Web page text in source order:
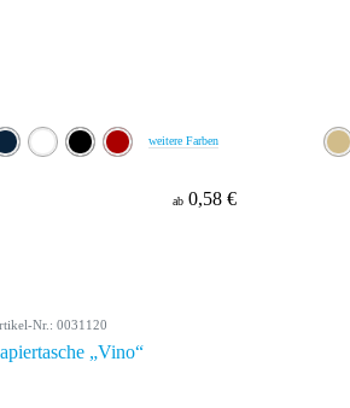
weitere Farben
ab 0,58 €
Nr.: 0031120
„Vino“